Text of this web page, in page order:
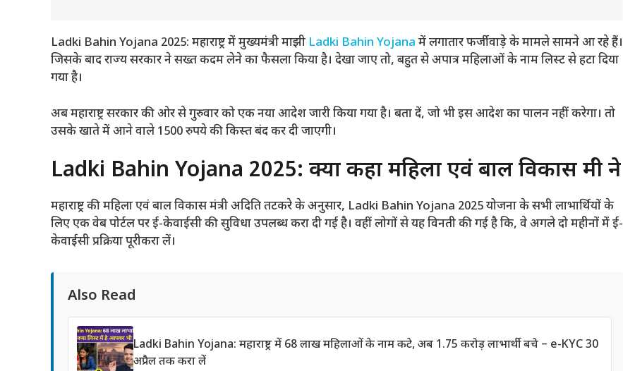
Ladki Bahin Yojana 2025: महाराष्ट्र में मुख्यमंत्री माझी Ladki Bahin Yojana में लगातार फर्जीवाड़े के मामले सामने आ रहे हैं।
जिसके बाद राज्य सरकार ने सख्त कदम लेने का फैसला किया है। देखा जाए तो, बहुत से अपात्र महिलाओं के नाम लिस्ट से हटा दिया
गया है।
अब महाराष्ट्र सरकार की ओर से गुरुवार को एक नया आदेश जारी किया गया है। बता दें, जो भी इस आदेश का पालन नहीं करेगा। तो
उसके खाते में आने वाले 1500 रुपये की किस्त बंद कर दी जाएगी।
Ladki Bahin Yojana 2025: क्या कहा महिला एवं बाल विकास मंत्री ने
महाराष्ट्र की महिला एवं बाल विकास मंत्री अदिति तटकरे के अनुसार, Ladki Bahin Yojana 2025 योजना के सभी लाभार्थियों के
लिए एक वेब पोर्टल पर ई-केवाईसी की सुविधा उपलब्ध करा दी गई है। वहीं लोगों से यह विनती की गई है कि, वे अगले दो महीनों में ई-
केवाईसी प्रक्रिया पूरीकरा लें।
Also Read
Ladki Bahin Yojana: महाराष्ट्र में 68 लाख महिलाओं के नाम कटे, अब 1.75 करोड़ लाभार्थी बचे – e-KYC 30
अप्रैल तक करा लें